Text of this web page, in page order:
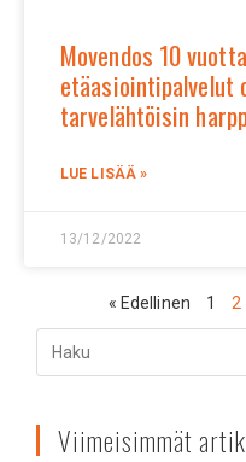
Movendos 10
etäasiointipalvelut
tarvelähtöisin
LUE LISÄÄ »
13/12/2022
« Edellinen 1 2
Viimeisimmät